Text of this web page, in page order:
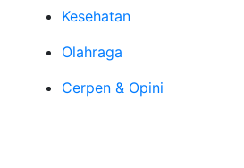
Kesehatan
Olahraga
Cerpen & Opini